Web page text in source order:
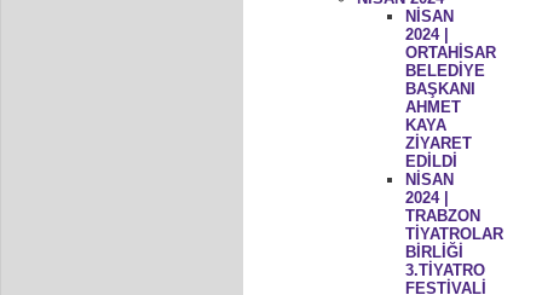
NİSAN
2024 |
ORTAHİSAR
BELEDİYE
BAŞKANI
AHMET
KAYA
ZİYARET
EDİLDİ
NİSAN
2024 |
TRABZON
TİYATROLAR
BİRLİĞİ
3.TİYATRO
FESTİVALİ